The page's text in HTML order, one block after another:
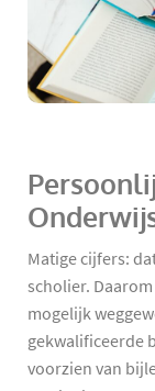
Matige cijfers:
scholier.
mogelijk
gekwalificeerde
voorzien van